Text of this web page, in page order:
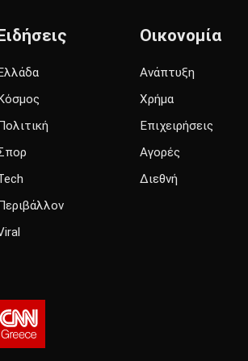
Οικονομία
Ανάπτυξη
Χρήμα
Επιχειρήσεις
Αγορές
Διεθνή